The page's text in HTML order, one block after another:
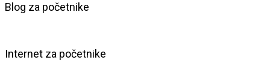
Blog za početnike
Internet za početnike